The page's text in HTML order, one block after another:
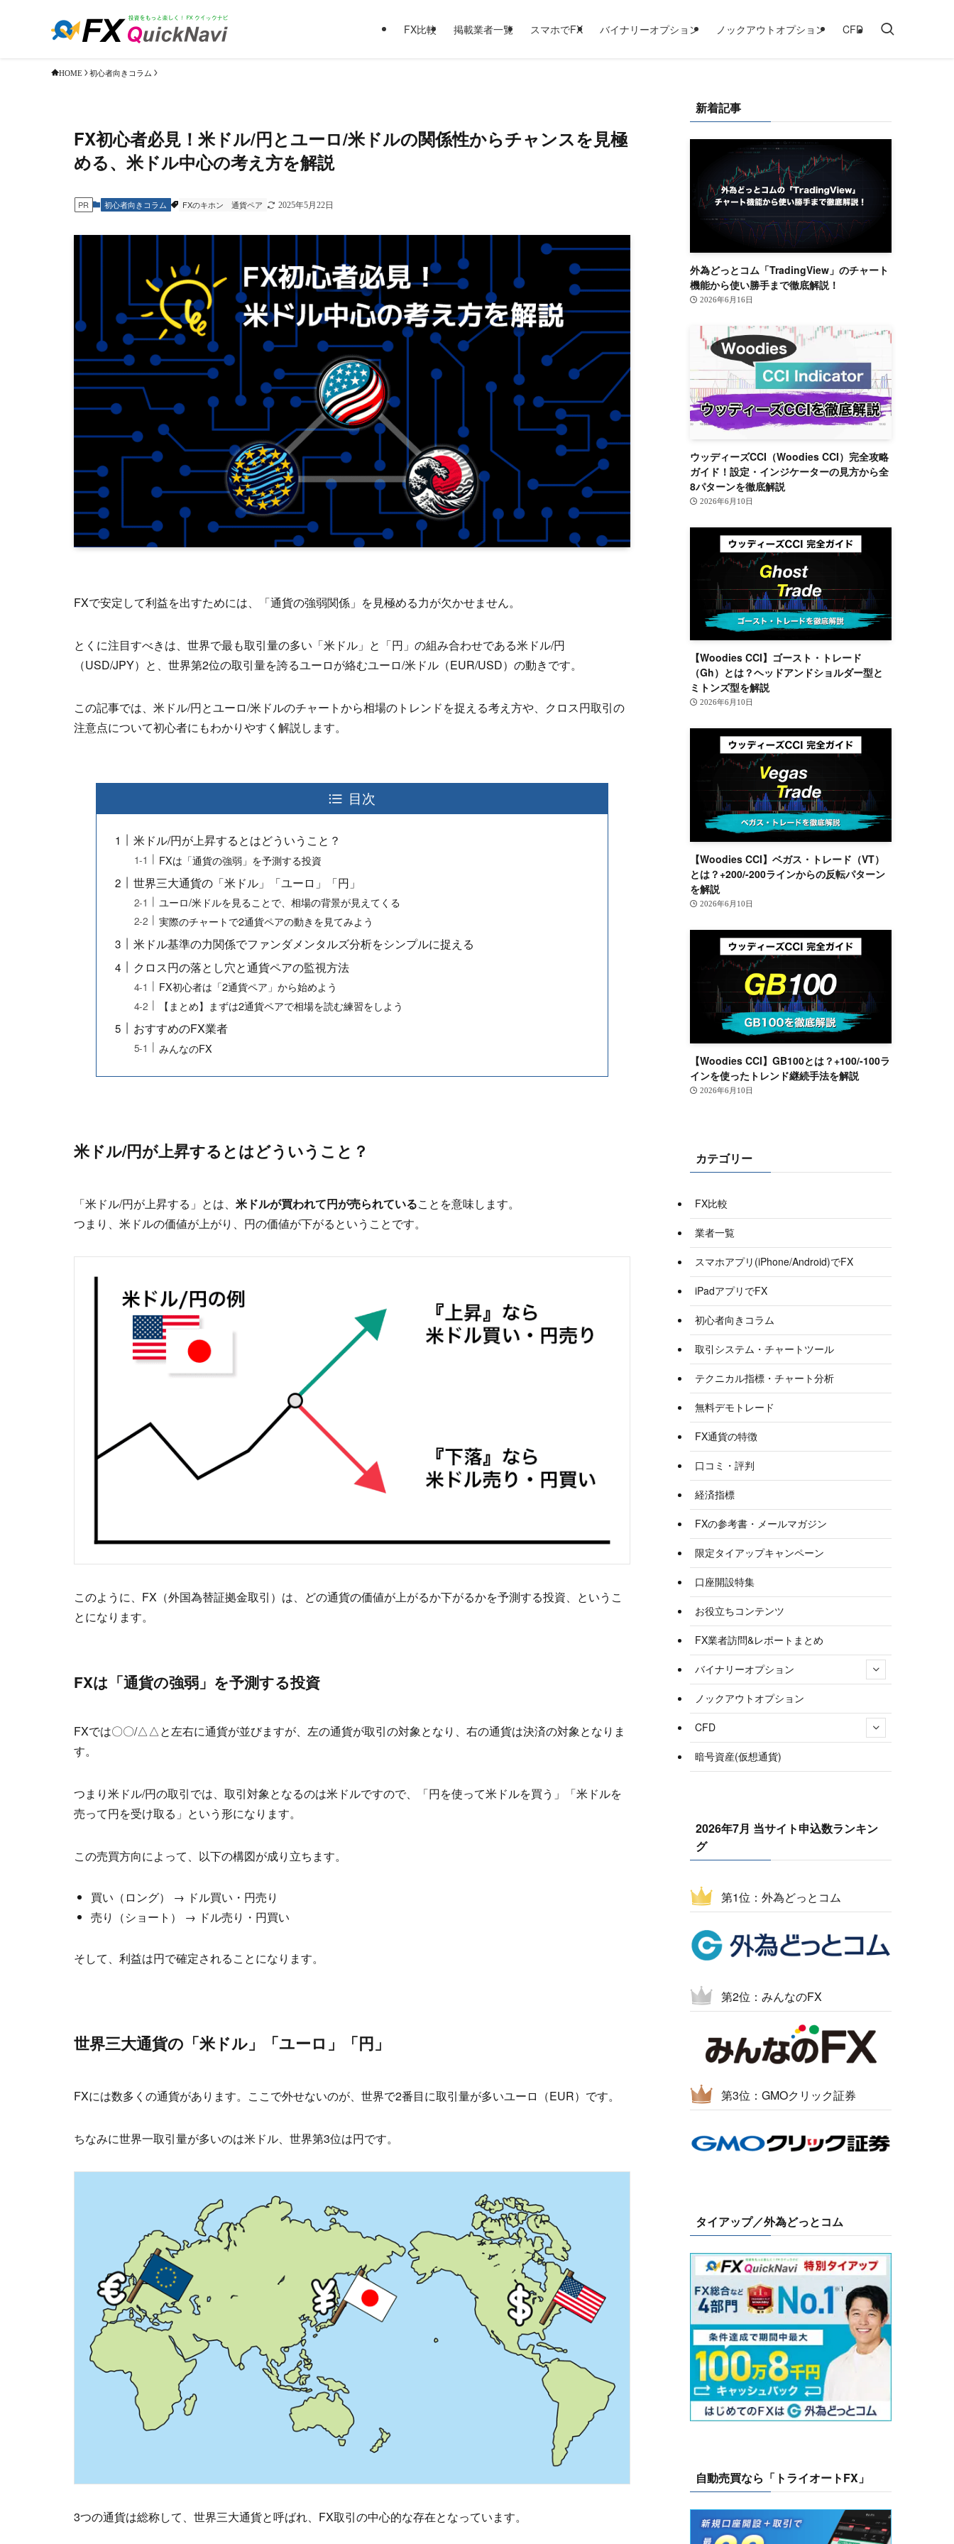
FX比較 掲載業者一覧 スマホでFX バイナリーオプション ノックアウトオプション CFD
HOME 初心者向きコラム
FX初心者必見！米ドル/円とユーロ/米ドルの関係性からチャンスを見極
める、米ドル中心の考え方を解説
PR 初心者向きコラム FXのキホン 通貨ペア 2025年5月22日
FXで安定して利益を出すためには、「通貨の強弱関係」を見極める力が欠かせません。
とくに注目すべきは、世界で最も取引量の多い「米ドル」と「円」の組み合わせである米ドル/円
（USD/JPY）と、世界第2位の取引量を誇るユーロが絡むユーロ/米ドル（EUR/USD）の動きです。
この記事では、米ドル/円とユーロ/米ドルのチャートから相場のトレンドを捉える考え方や、クロス円取引の
注意点について初心者にもわかりやすく解説します。
目次
米ドル/円が上昇するとはどういうこと？
FXは「通貨の強弱」を予測する投資
世界三大通貨の「米ドル」「ユーロ」「円」
ユーロ/米ドルを見ることで、相場の背景が見えてくる
実際のチャートで2通貨ペアの動きを見てみよう
米ドル基準の力関係でファンダメンタルズ分析をシンプルに捉える
クロス円の落とし穴と通貨ペアの監視方法
FX初心者は「2通貨ペア」から始めよう
【まとめ】まずは2通貨ペアで相場を読む練習をしよう
おすすめのFX業者
みんなのFX
米ドル/円が上昇するとはどういうこと？
「米ドル/円が上昇する」とは、 米ドルが買われて円が売られていることを意味します。
つまり、米ドルの価値が上がり、円の価値が下がるということです。
このように、FX（外国為替証拠金取引）は、どの通貨の価値が上がるか下がるかを予測する投資、というこ
とになります。
FXは「通貨の強弱」を予測する投資
FXでは〇〇/△△と左右に通貨が並びますが、左の通貨が取引の対象となり、右の通貨は決済の対象となりま
す。
つまり米ドル/円の取引では、取引対象となるのは米ドルですので、「円を使って米ドルを買う」「米ドルを
売って円を受け取る」という形になります。
この売買方向によって、以下の構図が成り立ちます。
買い（ロング） → ドル買い・円売り
売り（ショート） → ドル売り・円買い
そして、利益は円で確定されることになります。
世界三大通貨の「米ドル」「ユーロ」「円」
FXには数多くの通貨があります。ここで外せないのが、世界で2番目に取引量が多いユーロ（EUR）です。
ちなみに世界一取引量が多いのは米ドル、世界第3位は円です。
3つの通貨は総称して、世界三大通貨と呼ばれ、FX取引の中心的な存在となっています。
新着記事
外為どっとコム「TradingView」のチャート
機能から使い勝手まで徹底解説！
2026年6月16日
ウッディーズCCI（Woodies CCI）完全攻略
ガイド！設定・インジケーターの見方から全
8パターンを徹底解説
2026年6月10日
【Woodies CCI】ゴースト・トレード
（Gh）とは？ヘッドアンドショルダー型と
ミトンズ型を解説
2026年6月10日
【Woodies CCI】ベガス・トレード（VT）
とは？+200/-200ラインからの反転パターン
を解説
2026年6月10日
【Woodies CCI】GB100とは？+100/-100ラ
インを使ったトレンド継続手法を解説
2026年6月10日
カテゴリー
FX比較
業者一覧
スマホアプリ(iPhone/Android)でFX
iPadアプリでFX
初心者向きコラム
取引システム・チャートツール
テクニカル指標・チャート分析
無料デモトレード
FX通貨の特徴
口コミ・評判
経済指標
FXの参考書・メールマガジン
限定タイアップキャンペーン
口座開設特集
お役立ちコンテンツ
FX業者訪問&レポートまとめ
バイナリーオプション
ノックアウトオプション
CFD
暗号資産(仮想通貨)
2026年7月 当サイト申込数ランキン
グ
第1位：外為どっとコム
第2位：みんなのFX
第3位：GMOクリック証券
タイアップ／外為どっとコム
自動売買なら「トライオートFX」